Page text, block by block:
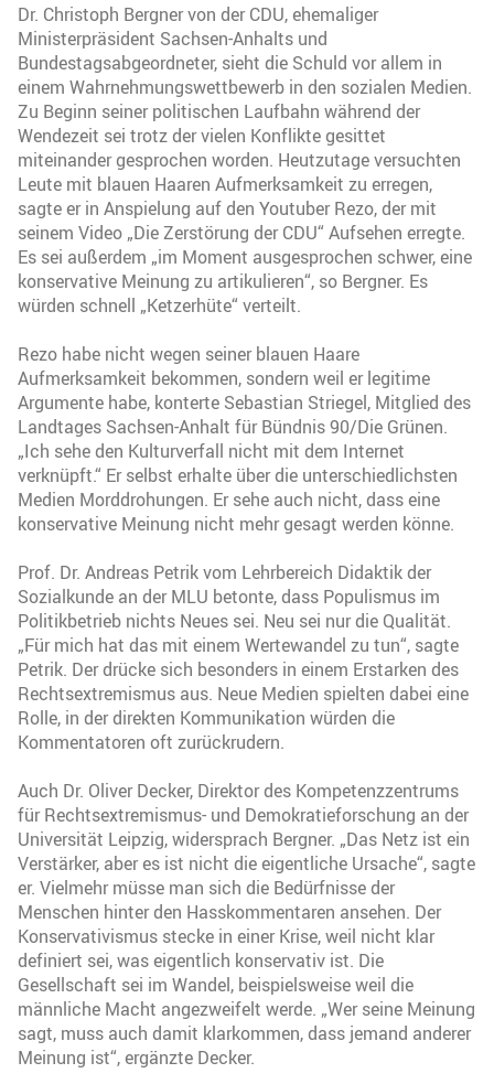
Dr. Christoph Bergner von der CDU, ehemaliger
Ministerpräsident Sachsen-Anhalts und
Bundestagsabgeordneter, sieht die Schuld vor allem in
einem Wahrnehmungswettbewerb in den sozialen Medien.
Zu Beginn seiner politischen Laufbahn während der
Wendezeit sei trotz der vielen Konflikte gesittet
miteinander gesprochen worden. Heutzutage versuchten
Leute mit blauen Haaren Aufmerksamkeit zu erregen,
sagte er in Anspielung auf den Youtuber Rezo, der mit
seinem Video „Die Zerstörung der CDU“ Aufsehen erregte.
Es sei außerdem „im Moment ausgesprochen schwer, eine
konservative Meinung zu artikulieren“, so Bergner. Es
würden schnell „Ketzerhüte“ verteilt.
Rezo habe nicht wegen seiner blauen Haare
Aufmerksamkeit bekommen, sondern weil er legitime
Argumente habe, konterte Sebastian Striegel, Mitglied des
Landtages Sachsen-Anhalt für Bündnis 90/Die Grünen.
„Ich sehe den Kulturverfall nicht mit dem Internet
verknüpft.“ Er selbst erhalte über die unterschiedlichsten
Medien Morddrohungen. Er sehe auch nicht, dass eine
konservative Meinung nicht mehr gesagt werden könne.
Prof. Dr. Andreas Petrik vom Lehrbereich Didaktik der
Sozialkunde an der MLU betonte, dass Populismus im
Politikbetrieb nichts Neues sei. Neu sei nur die Qualität.
„Für mich hat das mit einem Wertewandel zu tun“, sagte
Petrik. Der drücke sich besonders in einem Erstarken des
Rechtsextremismus aus. Neue Medien spielten dabei eine
Rolle, in der direkten Kommunikation würden die
Kommentatoren oft zurückrudern.
Auch Dr. Oliver Decker, Direktor des Kompetenzzentrums
für Rechtsextremismus- und Demokratieforschung an der
Universität Leipzig, widersprach Bergner. „Das Netz ist ein
Verstärker, aber es ist nicht die eigentliche Ursache“, sagte
er. Vielmehr müsse man sich die Bedürfnisse der
Menschen hinter den Hasskommentaren ansehen. Der
Konservativismus stecke in einer Krise, weil nicht klar
definiert sei, was eigentlich konservativ ist. Die
Gesellschaft sei im Wandel, beispielsweise weil die
männliche Macht angezweifelt werde. „Wer seine Meinung
sagt, muss auch damit klarkommen, dass jemand anderer
Meinung ist“, ergänzte Decker.